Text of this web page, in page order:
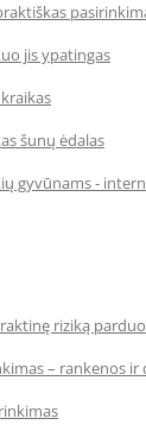
jis ypatingas
šunų ėdalas
gyvūnams -
riziką
– rankenos ir